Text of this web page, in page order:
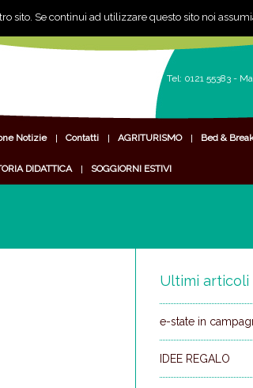
Tel: 0121 55383 -
Notizie Contatti AGRITURISMO Bed &
DIDATTICA SOGGIORNI ESTIVI
Ultimi articoli
e-state in
IDEE REGALO
sito. Se continui ad utilizzare questo sito noi